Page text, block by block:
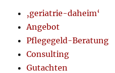
‚geriatrie-daheim‘
Angebot
Pflegegeld-Beratung
Consulting
Gutachten